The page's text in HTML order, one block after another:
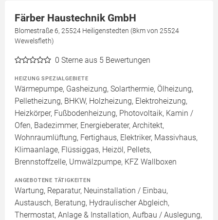
Färber Haustechnik GmbH
Blomestraße 6, 25524 Heiligenstedten (8km von 25524
Wewelsfleth)
0 Sterne aus 5 Bewertungen
HEIZUNG SPEZIALGEBIETE
Wärmepumpe, Gasheizung, Solarthermie, Ölheizung,
Pelletheizung, BHKW, Holzheizung, Elektroheizung,
Heizkörper, Fußbodenheizung, Photovoltaik, Kamin /
Ofen, Badezimmer, Energieberater, Architekt,
Wohnraumlüftung, Fertighaus, Elektriker, Massivhaus,
Klimaanlage, Flüssiggas, Heizöl, Pellets,
Brennstoffzelle, Umwälzpumpe, KFZ Wallboxen
ANGEBOTENE TÄTIGKEITEN
Wartung, Reparatur, Neuinstallation / Einbau,
Austausch, Beratung, Hydraulischer Abgleich,
Thermostat, Anlage & Installation, Aufbau / Auslegung,